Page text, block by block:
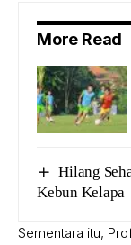
More Read
Hilang
Kebun Kelapa
Sementara itu,